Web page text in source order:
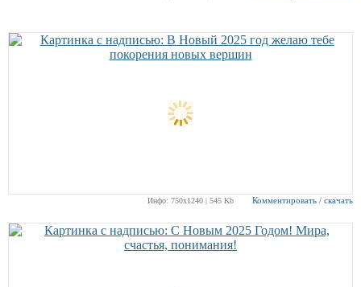
Инфо: 750х1240 | 545 Kb Комментировать / скачать